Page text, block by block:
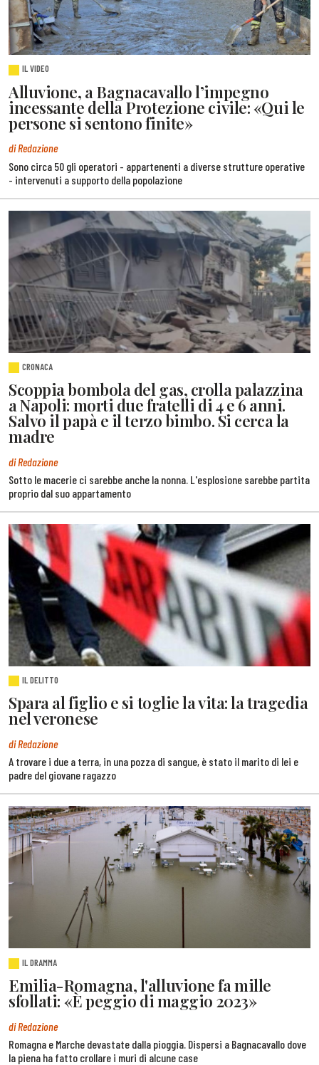
IL VIDEO
Alluvione, a Bagnacavallo l’impegno
incessante della Protezione civile: «Qui le
persone si sentono finite»
di Redazione
Sono circa 50 gli operatori - appartenenti a diverse strutture operative
- intervenuti a supporto della popolazione
CRONACA
Scoppia bombola del gas, crolla palazzina
a Napoli: morti due fratelli di 4 e 6 anni.
Salvo il papà e il terzo bimbo. Si cerca la
madre
di Redazione
Sotto le macerie ci sarebbe anche la nonna. L'esplosione sarebbe partita
proprio dal suo appartamento
IL DELITTO
Spara al figlio e si toglie la vita: la tragedia
nel veronese
di Redazione
A trovare i due a terra, in una pozza di sangue, è stato il marito di lei e
padre del giovane ragazzo
IL DRAMMA
Emilia-Romagna, l'alluvione fa mille
sfollati: «È peggio di maggio 2023»
di Redazione
Romagna e Marche devastate dalla pioggia. Dispersi a Bagnacavallo dove
la piena ha fatto crollare i muri di alcune case